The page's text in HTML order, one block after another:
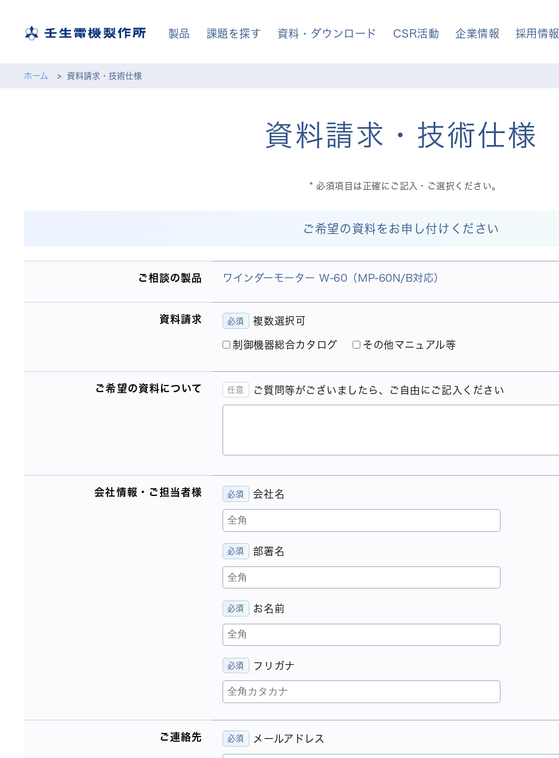
製品 課題を探す 資料・ダウンロード CSR活動 企業情報 採用情報
ホーム 資料請求・技術仕様
資料請求・技術仕様
必須項目は正確にご記入・ご選択ください。
ご希望の資料をお申し付けください
ご相談の製品 ワインダーモーター W-60（MP-60N/B対応）
資料請求 複数選択可
制御機器総合カタログ その他マニュアル等
ご希望の資料について ご質問等がございましたら、ご自由にご記入ください
会社情報・ご担当者様 会社名
部署名
お名前
フリガナ
ご連絡先 メールアドレス